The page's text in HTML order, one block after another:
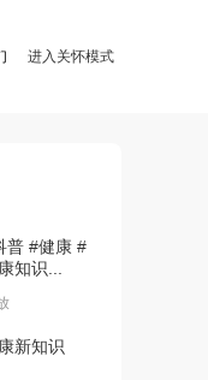
进入关怀模式
普 #健康 #
知识...
新知识